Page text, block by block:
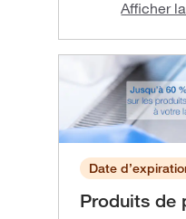
Afficher
Date
Produits de